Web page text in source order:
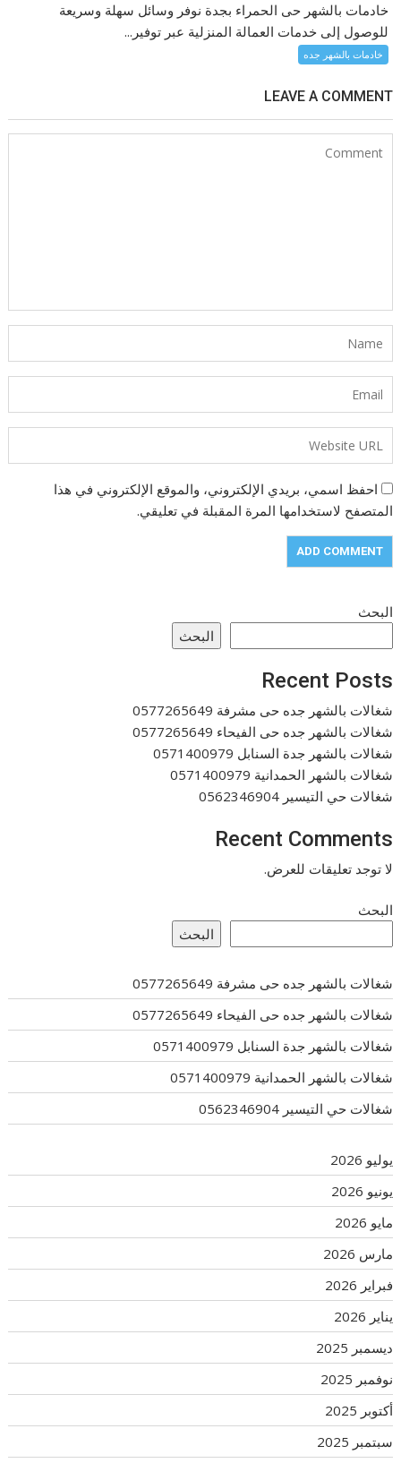
خادمات بالشهر حى الحمراء بجدة نوفر وسائل سهلة وسريعة
للوصول إلى خدمات العمالة المنزلية عبر توفير...
خادمات بالشهر جده
LEAVE A COMMENT
احفظ اسمي، بريدي الإلكتروني، والموقع الإلكتروني في هذا
المتصفح لاستخدامها المرة المقبلة في تعليقي.
البحث
البحث
Recent Posts
شغالات بالشهر جده حى مشرفة 0577265649
شغالات بالشهر جده حى الفيحاء 0577265649
شغالات بالشهر جدة السنابل 0571400979
شغالات بالشهر الحمدانية 0571400979
شغالات حي التيسير 0562346904
Recent Comments
لا توجد تعليقات للعرض.
البحث
البحث
شغالات بالشهر جده حى مشرفة 0577265649
شغالات بالشهر جده حى الفيحاء 0577265649
شغالات بالشهر جدة السنابل 0571400979
شغالات بالشهر الحمدانية 0571400979
شغالات حي التيسير 0562346904
يوليو 2026
يونيو 2026
مايو 2026
مارس 2026
فبراير 2026
يناير 2026
ديسمبر 2025
نوفمبر 2025
أكتوبر 2025
سبتمبر 2025